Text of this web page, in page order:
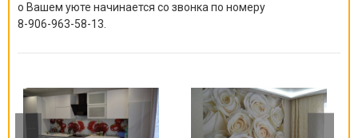
о Вашем уюте начинается со звонка по номеру
8-906-963-58-13